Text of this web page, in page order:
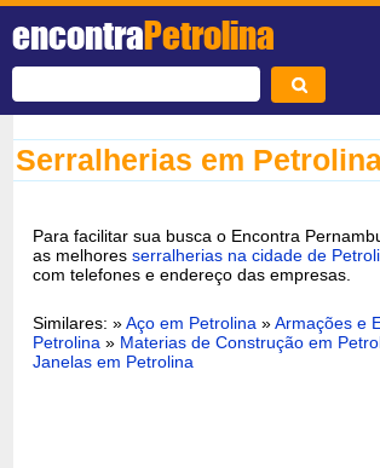
encontraPetrolina
Serralherias em
Para facilitar sua busca o Encontra
as melhoresserralherias na cidade de
com telefones e endereço das empresas.
Similares: »Aço em Petrolina »Armações e
Petrolina » Materias de Construção em
Janelas em Petrolina